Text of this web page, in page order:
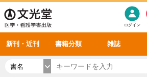
ログイン
新刊・近刊 書籍分類 雑誌
感染症 老年医学
呼吸器
循環器
雑誌投稿規定
理学療法
雑誌案内・年間購読 最新号
電子書籍
電子雑誌
書籍「データに基づく臨床動作分析」WEB動画
書籍「眼手術学」WEB動画
書籍「神経症候学 II 改訂第二版」 WEB動画
新刊一覧
今後の発行予定
書名